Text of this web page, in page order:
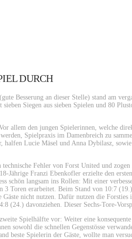
DURCH
Besserung an dieser Stelle) stand am
Siegen aus sieben Spielen und 80
allem den jungen Spielerinnen, welche
Spielpraxis im Damenbreich zu
Lucie Mäsel und Anna Dybilasz,
Fehler von Forst United und
Jährige Franzi Ebenkofler erzielte den
schön langsam ins Rollen: Mit einer
Toren erarbeitet. Beim Stand von 10:7
nicht nutzen. Dafür nutzen die Forsties
(24.) davonziehen. Dieser Sechs-Tore-
Spielhälfte vor: Weiter eine konsequente
sowohl die schnellen Gegenstösse
beste Spielerin der Gäste, wollte man